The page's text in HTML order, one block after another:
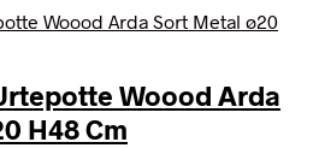
Woood Arda
H48 Cm